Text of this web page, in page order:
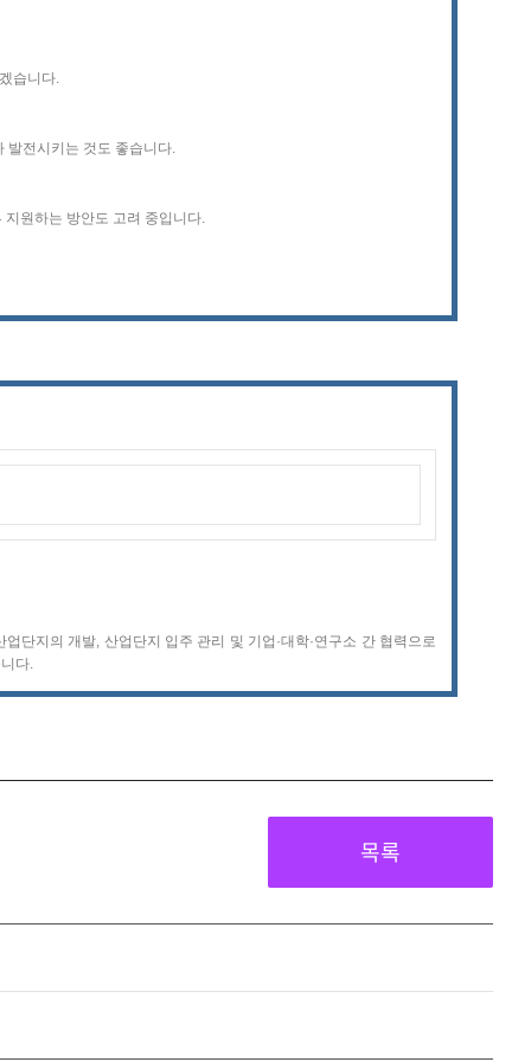
습니다.
발전시키는 것도 좋습니다.
원하는 방안도 고려 중입니다.
단지의 개발, 산업단지 입주 관리 및 기업·대학·연구소 간 협력으로
다.
목록